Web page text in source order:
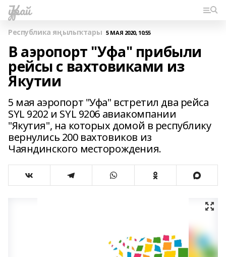
Ҡурай
Республика яңылыҡтары 5 МАЯ 2020, 10:55
В аэропорт "Уфа" прибыли
рейсы с вахтовиками из
Якутии
5 мая аэропорт "Уфа" встретил два рейса
SYL 9202 и SYL 9206 авиакомпании
"Якутия", на которых домой в республику
вернулись 200 вахтовиков из
Чаяндинского месторождения.